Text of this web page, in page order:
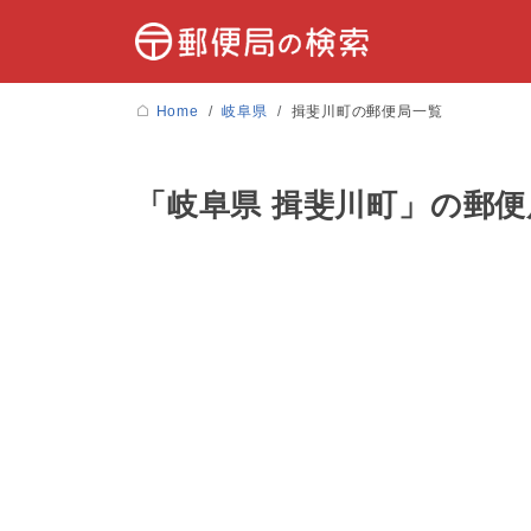
Home 岐阜県 揖斐川町の郵便局一覧
「岐阜県 揖斐川町」の郵